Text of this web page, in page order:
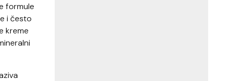
formule
i često
kreme